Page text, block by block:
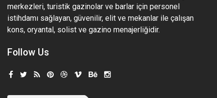
merkezleri, turistik gazinolar ve barlar için personel
istihdamı sağlayan, güvenilir, elit ve mekanlar ile çalışan
kons, oryantal, solist ve gazino menajerliğidir.
Follow Us